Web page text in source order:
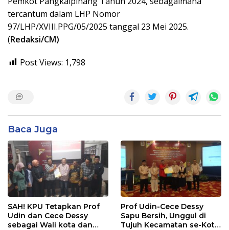
tercantum dalam LHP Nomor
97/LHP/XVIII.PPG/05/2025 tanggal 23 Mei 2025.
(Redaksi/CM)
Post Views: 1,798
Baca Juga
SAH! KPU Tetapkan Prof
Udin dan Cece Dessy
sebagai Wali kota dan
Prof Udin-Cece Dessy
Sapu Bersih, Unggul di
Tujuh Kecamatan se-Kota